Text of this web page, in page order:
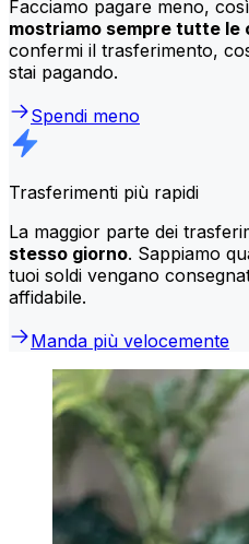
Facciamo pagare meno,
mostriamo sempre tutte le
confermi il trasferimento,
stai pagando.
Spendi meno
Trasferimenti più rapidi
La maggior parte dei
stesso giorno. Sappiamo
tuoi soldi vengano
affidabile.
Manda più velocemente